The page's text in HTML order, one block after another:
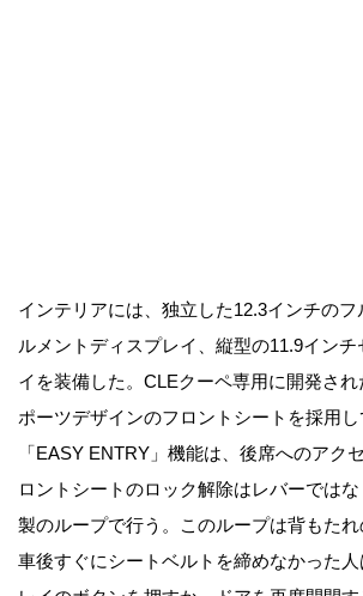
インテリアには、独立した12.3インチのフ
ルメントディスプレイ、縦型の11.9イン
イを装備した。CLEクーペ専用に開発さ
ポーツデザインのフロントシートを採用し
「EASY ENTRY」機能は、後席へのアク
ロントシートのロック解除はレバーでは
製のループで行う。このループは背もた
車後すぐにシートベルトを締めなかった